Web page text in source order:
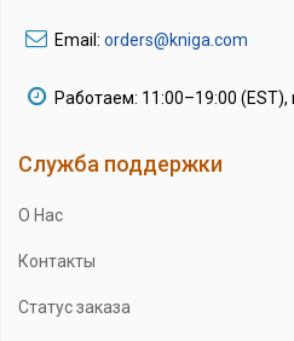
Email: orders@kniga.com
Работаем: 11:00–19:00 (EST),
Служба поддержки
О Нас
Контакты
Статус заказа